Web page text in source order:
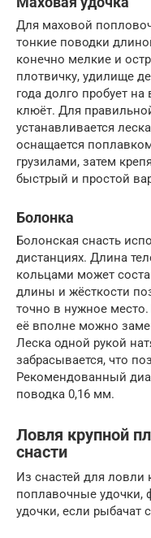
Для маховой
тонкие поводки
конечно мелкие и
плотвичку, удилище
года долго пробует
клюёт. Для
устанавливается
оснащается
грузилами, затем
быстрый и простой
Болонка
Болонская снасть
дистанциях. Длина
кольцами может
длины и жёсткости
точно в нужное
её вполне можно
Леска одной рукой
забрасывается, что
Рекомендованный
поводка 0,16 мм.
Ловля крупной
снасти
Из снастей для
поплавочные удочки,
удочки, если рыбачат